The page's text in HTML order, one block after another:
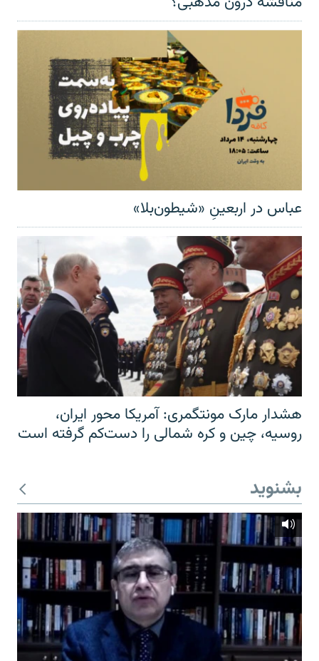
عباس در اربعینِ «شیطون‌بلا»
هشدار مارک مونتگمری: آمریکا محور ایران،
روسیه، چین و کره شمالی را دست‌کم گرفته است
بشنوید